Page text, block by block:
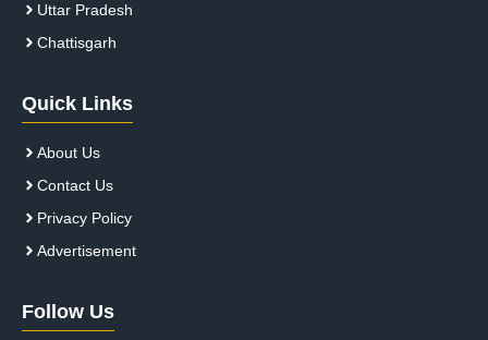
Uttar Pradesh
Chattisgarh
Quick Links
About Us
Contact Us
Privacy Policy
Advertisement
Follow Us